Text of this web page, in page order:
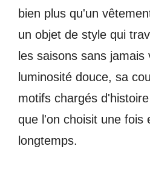
bien plus qu'un
un objet de style qui
les saisons sans jamais
luminosité douce, sa
motifs chargés
que l'on choisit une fois
longtemps.